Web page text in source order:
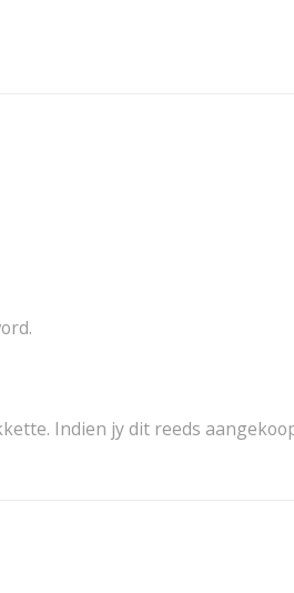
Indien jy dit reeds